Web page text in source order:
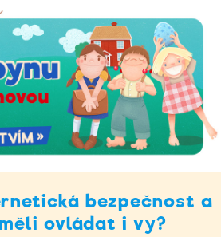
bezpečnost a
ovládat i vy?